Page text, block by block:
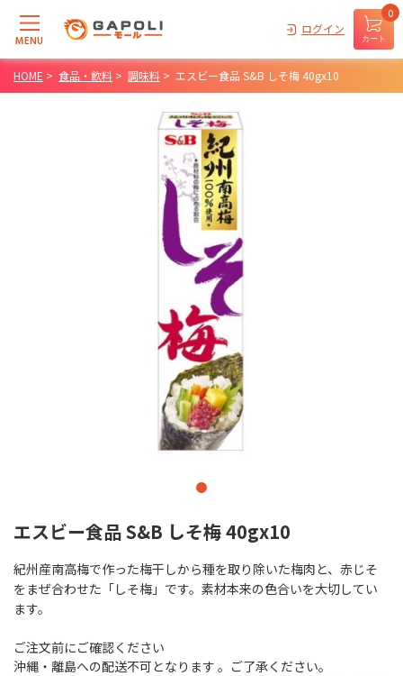
MENU
ログイン
カート
0
HOME > 食品・飲料 > 調味料 > エスビー食品 S&B しそ梅 40gx10
エスビー食品 S&B しそ梅 40gx10
紀州産南高梅で作った梅干しから種を取り除いた梅肉と、赤じそ
をまぜ合わせた「しそ梅」です。素材本来の色合いを大切してい
ます。
ご注文前にご確認ください
沖縄・離島への配送不可となります 。ご了承ください。